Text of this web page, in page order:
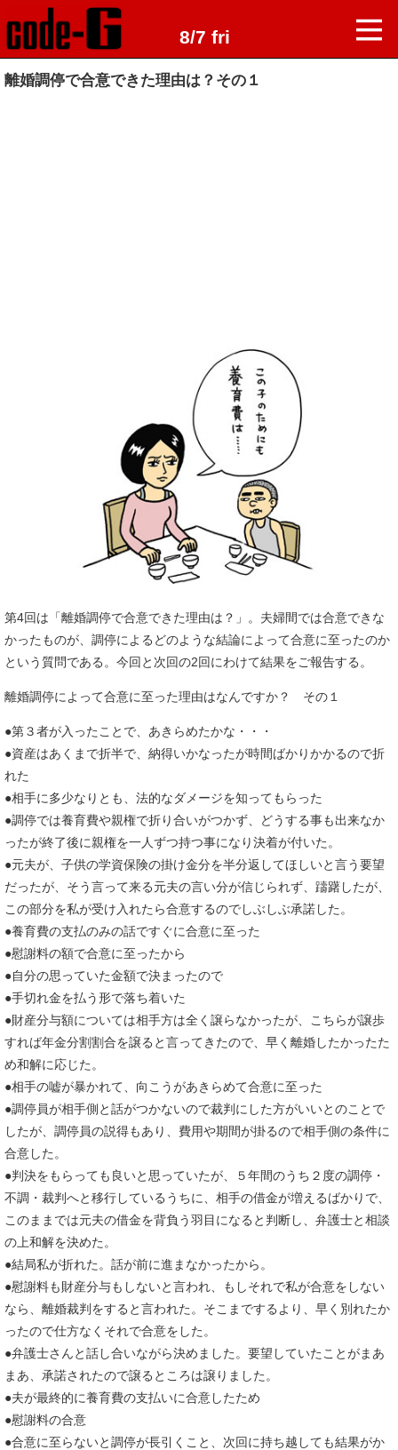
8/7 fri
離婚調停で合意できた理由は？その１
第4回は「離婚調停で合意できた理由は？」。夫婦間では合意できな
かったものが、調停によるどのような結論によって合意に至ったのか
という質問である。今回と次回の2回にわけて結果をご報告する。
離婚調停によって合意に至った理由はなんですか？ その１
●第３者が入ったことで、あきらめたかな・・・
●資産はあくまで折半で、納得いかなったが時間ばかりかかるので折
れた
●相手に多少なりとも、法的なダメージを知ってもらった
●調停では養育費や親権で折り合いがつかず、どうする事も出来なか
ったが終了後に親権を一人ずつ持つ事になり決着が付いた。
●元夫が、子供の学資保険の掛け金分を半分返してほしいと言う要望
だったが、そう言って来る元夫の言い分が信じられず、躊躇したが、
この部分を私が受け入れたら合意するのでしぶしぶ承諾した。
●養育費の支払のみの話ですぐに合意に至った
●慰謝料の額で合意に至ったから
●自分の思っていた金額で決まったので
●手切れ金を払う形で落ち着いた
●財産分与額については相手方は全く譲らなかったが、こちらが譲歩
すれば年金分割割合を譲ると言ってきたので、早く離婚したかったた
め和解に応じた。
●相手の嘘が暴かれて、向こうがあきらめて合意に至った
●調停員が相手側と話がつかないので裁判にした方がいいとのことで
したが、調停員の説得もあり、費用や期間が掛るので相手側の条件に
合意した。
●判決をもらっても良いと思っていたが、５年間のうち２度の調停・
不調・裁判へと移行しているうちに、相手の借金が増えるばかりで、
このままでは元夫の借金を背負う羽目になると判断し、弁護士と相談
の上和解を決めた。
●結局私が折れた。話が前に進まなかったから。
●慰謝料も財産分与もしないと言われ、もしそれで私が合意をしない
なら、離婚裁判をすると言われた。そこまでするより、早く別れたか
ったので仕方なくそれで合意をした。
●弁護士さんと話し合いながら決めました。要望していたことがまあ
まあ、承諾されたので譲るところは譲りました。
●夫が最終的に養育費の支払いに合意したため
●慰謝料の合意
●合意に至らないと調停が長引くこと、次回に持ち越しても結果がか